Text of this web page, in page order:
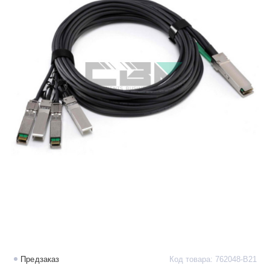
Предзаказ Код товара: 762048-B21